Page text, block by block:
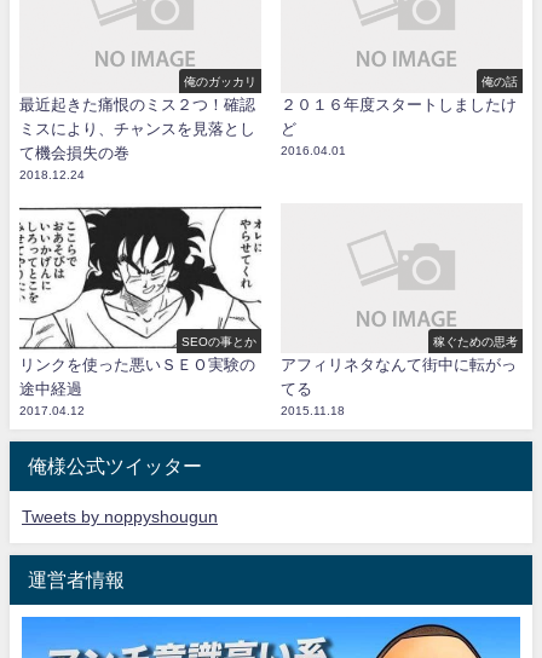
俺のガッカリ
最近起きた痛恨のミス２つ！確認
ミスにより、チャンスを見落とし
て機会損失の巻
2018.12.24
俺の話
２０１６年度スタートしましたけ
ど
2016.04.01
SEOの事とか
リンクを使った悪いＳＥＯ実験の
途中経過
2017.04.12
稼ぐための思考
アフィリネタなんて街中に転がっ
てる
2015.11.18
俺様公式ツイッター
Tweets by noppyshougun
運営者情報